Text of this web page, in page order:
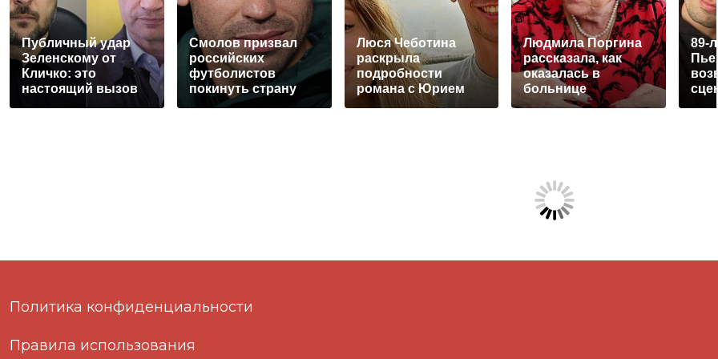
Публичный удар
Зеленскому от
Кличко: это
настоящий вызов
Смолов призвал
российских
футболистов
покинуть страну
Люся Чеботина
раскрыла
подробности
романа с Юрием
Киселевым
Людмила Поргина
рассказала, как
оказалась в
больнице
89-
Политика конфиденциальности
Правила использования